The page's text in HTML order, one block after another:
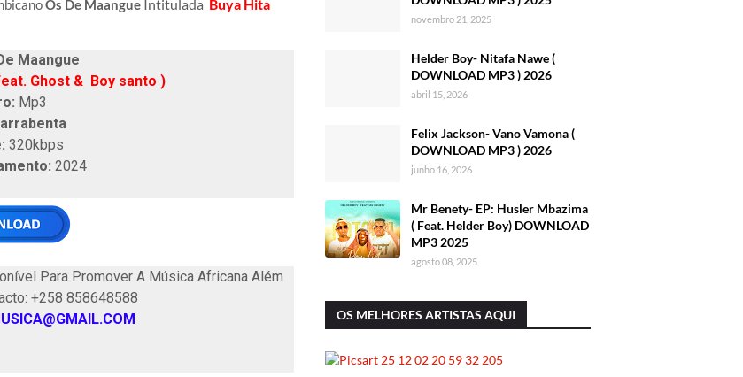
Os De Maangue Intitulada Buya Hita
Maangue
Ghost & Boy santo )
Mp3
320kbps
2024
Para Promover A Música Africana Além
+258 858648588
novembro 21, 2025
Helder Boy- Nitafa Nawe (
DOWNLOAD MP3 ) 2026
abril 15, 2026
Felix Jackson- Vano Vamona (
DOWNLOAD MP3 ) 2026
junho 16, 2026
Mr Benety- EP: Husler Mbazima
( Feat. Helder Boy) DOWNLOAD
MP3 2025
agosto 08, 2025
OS MELHORES ARTISTAS AQUI